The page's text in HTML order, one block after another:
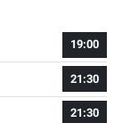
19:00
21:30
21:30